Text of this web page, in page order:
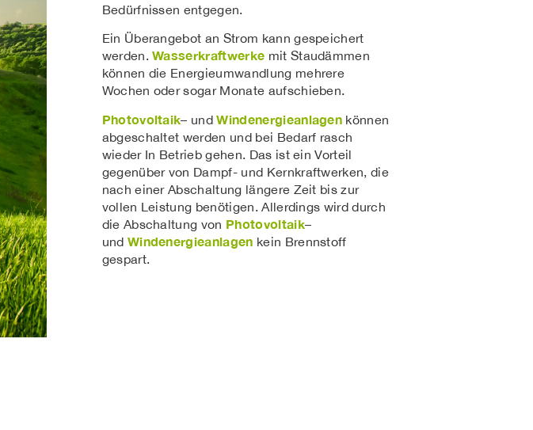
Bedürfnissen entgegen.
Ein Überangebot an Strom kann gespeichert
werden.Wasserkraftwerke mit Staudämmen
können die Energieumwandlung mehrere
Wochen oder sogar Monate aufschieben.
Photovoltaik– undWindenergieanlagen können
abgeschaltet werden und bei Bedarf rasch
wieder In Betrieb gehen. Das ist ein Vorteil
gegenüber von Dampf- und Kernkraftwerken, die
nach einer Abschaltung längere Zeit bis zur
vollen Leistung benötigen. Allerdings wird durch
die Abschaltung von Photovoltaik–
und Windenergieanlagen kein Brennstoff
gespart.